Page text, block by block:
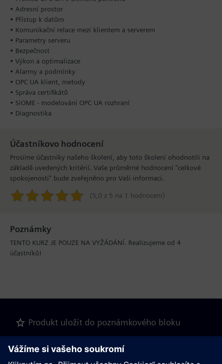
• Adresní prostor
• Přístup k datům
• Komunikační relace mezi klientem a serverem
• Parametry serveru
• Bezpečnost
• Výkon a optimalizace
• Alarmy a podmínky
• OPC UA klient, metody
• Správa certifikátů
• SiOME - modelování OPC UA rozhraní
• Diagnostika
Účastníkovo hodnocení
Prosíme účastníky našeho školení, aby toto školení ohodnotili na
základě uvedených kritérií. Vaše průměrné hodnocení "celkové
spokojenosti" bude zveřejněno pro Vaši informaci.
(5,0 z 5 na 1 hodnocení)
Poznámky
TENTO KURZ JE POUZE NA VYŽÁDÁNÍ. Realizujeme od 4
účastníků!
Produkt uložit do poznámkového bloku
Tuto stránku dále doporučit